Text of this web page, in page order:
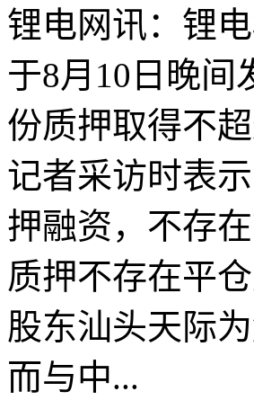
锂电网讯：锂
于8月10日晚间
份质押取得不
记者采访时表
押融资，不存
质押不存在平
股东汕头天际
而与中...